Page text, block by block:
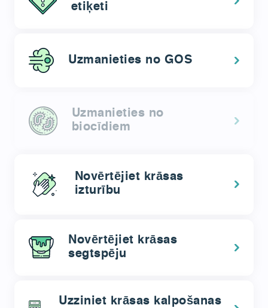
etiķeti
Uzmanieties no GOS
Uzmanieties no
biocīdiem
Novērtējiet krāsas
izturību
Novērtējiet krāsas
segtspēju
Uzziniet krāsas kalpošanas